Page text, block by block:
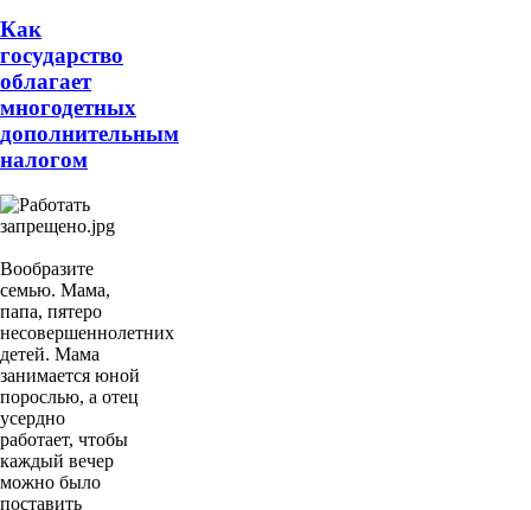
Как
государство
облагает
многодетных
дополнительным
налогом
Вообразите
семью. Мама,
папа, пятеро
несовершеннолетних
детей. Мама
занимается юной
порослью, а отец
усердно
работает, чтобы
каждый вечер
можно было
поставить